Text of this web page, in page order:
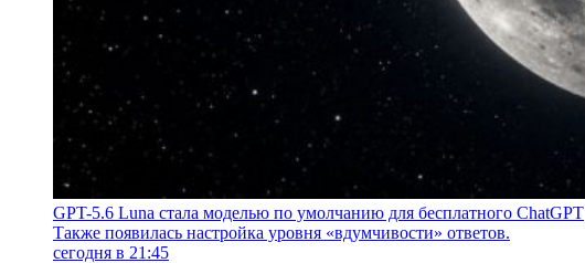
GPT-5.6 Luna стала моделью по умолчанию для бесплатного ChatGPT
Также появилась настройка уровня «вдумчивости» ответов.
сегодня в 21:45